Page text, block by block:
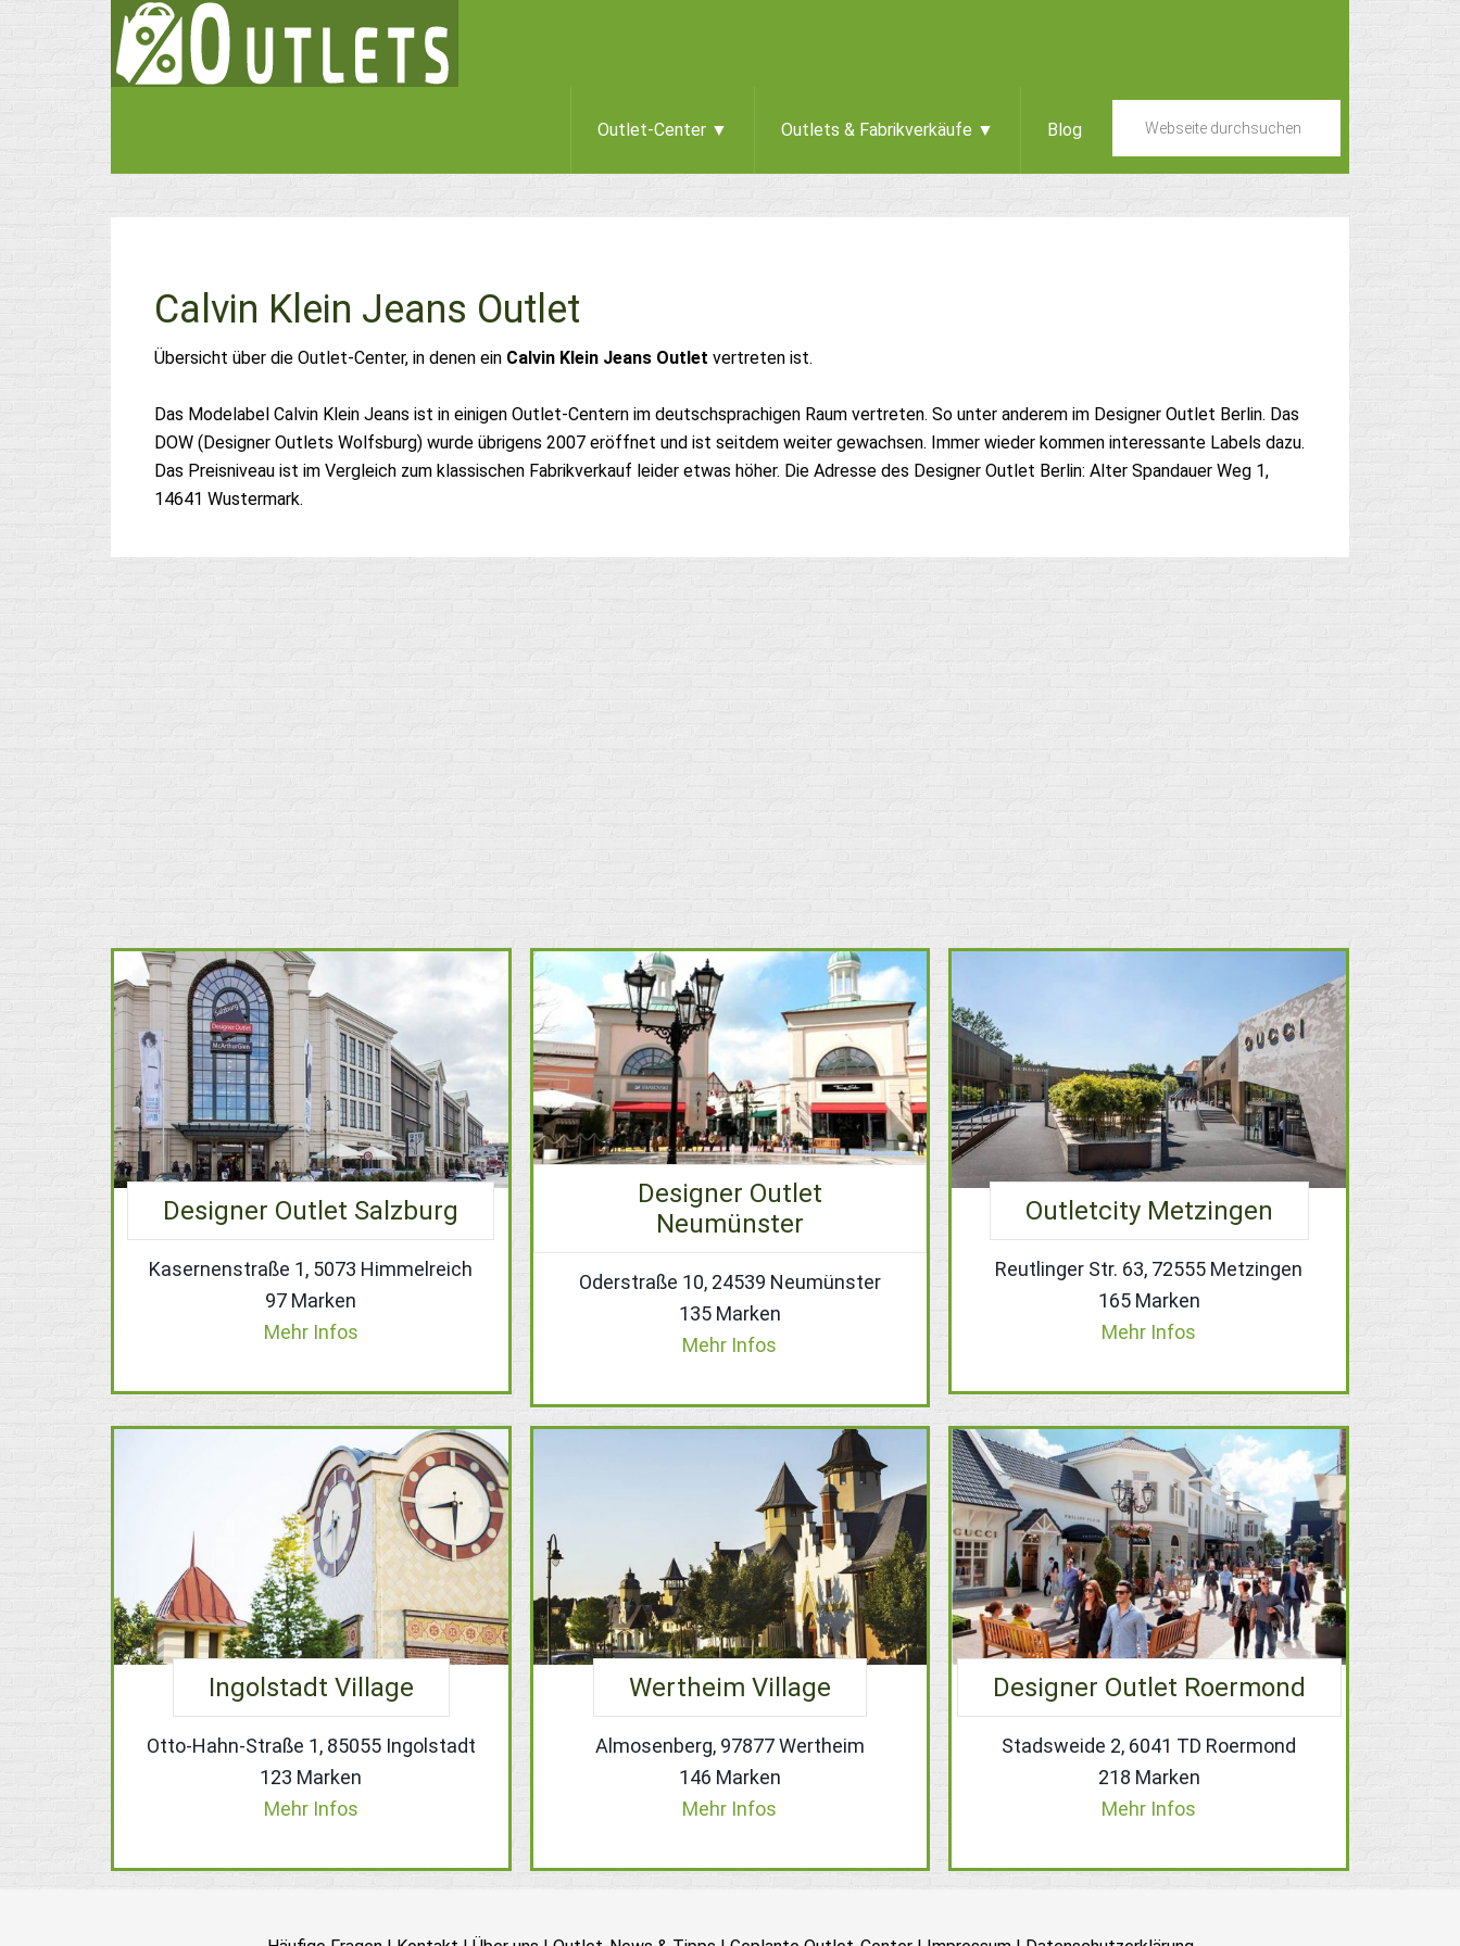
Outlet-Center ▼ Outlets & Fabrikverkäufe ▼ Blog
Calvin Klein Jeans Outlet
Übersicht über die Outlet-Center, in denen ein Calvin Klein Jeans Outlet vertreten ist.
Das Modelabel Calvin Klein Jeans ist in einigen Outlet-Centern im deutschsprachigen Raum vertreten. So unter anderem im Designer Outlet Berlin. Das
DOW (Designer Outlets Wolfsburg) wurde übrigens 2007 eröffnet und ist seitdem weiter gewachsen. Immer wieder kommen interessante Labels dazu.
Das Preisniveau ist im Vergleich zum klassischen Fabrikverkauf leider etwas höher. Die Adresse des Designer Outlet Berlin: Alter Spandauer Weg 1,
14641 Wustermark.
Designer Outlet Salzburg
Kasernenstraße 1, 5073 Himmelreich
97 Marken
Mehr Infos
Designer Outlet
Neumünster
Oderstraße 10, 24539 Neumünster
135 Marken
Mehr Infos
Outletcity Metzingen
Reutlinger Str. 63, 72555 Metzingen
165 Marken
Mehr Infos
Ingolstadt Village
Otto-Hahn-Straße 1, 85055 Ingolstadt
123 Marken
Mehr Infos
Wertheim Village
Almosenberg, 97877 Wertheim
146 Marken
Mehr Infos
Designer Outlet Roermond
Stadsweide 2, 6041 TD Roermond
218 Marken
Mehr Infos